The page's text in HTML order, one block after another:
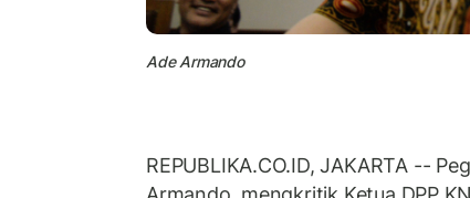
Ade Armando
REPUBLIKA.CO.ID, JAKARTA --